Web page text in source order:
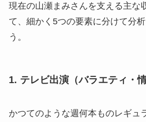
現在の山瀬まみさんを支える主な
て、細かく5つの要素に分けて分
う。
1. テレビ出演（バラエティ・情
かつてのような週何本ものレギュ